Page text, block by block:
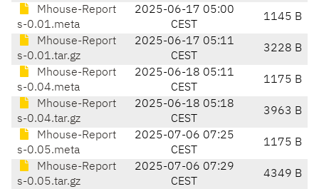
Mhouse-Report
s-0.01.meta
2025-06-17 05:00
CEST
1145 B
Mhouse-Report
s-0.01.tar.gz
2025-06-17 05:11
CEST
3228 B
Mhouse-Report
s-0.04.meta
2025-06-18 05:11
CEST
1175 B
Mhouse-Report
s-0.04.tar.gz
2025-06-18 05:18
CEST
3963 B
Mhouse-Report
s-0.05.meta
2025-07-06 07:25
CEST
1175 B
Mhouse-Report
s-0.05.tar.gz
2025-07-06 07:29
CEST
4349 B